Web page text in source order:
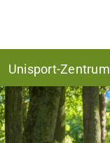
Unisport-Zentrum